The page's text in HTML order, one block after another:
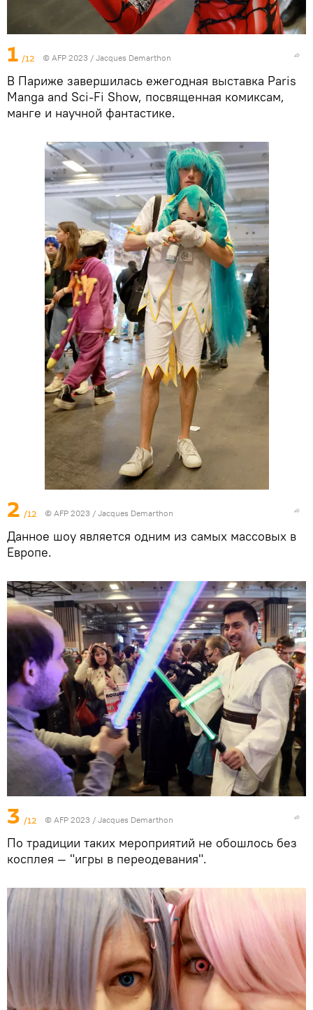
1 /12 © AFP 2023 / Jacques Demarthon
В Париже завершилась ежегодная выставка Paris
Manga and Sci-Fi Show, посвященная комиксам,
манге и научной фантастике.
2 /12 © AFP 2023 / Jacques Demarthon
Данное шоу является одним из самых массовых в
Европе.
3 /12 © AFP 2023 / Jacques Demarthon
По традиции таких мероприятий не обошлось без
косплея — "игры в переодевания".